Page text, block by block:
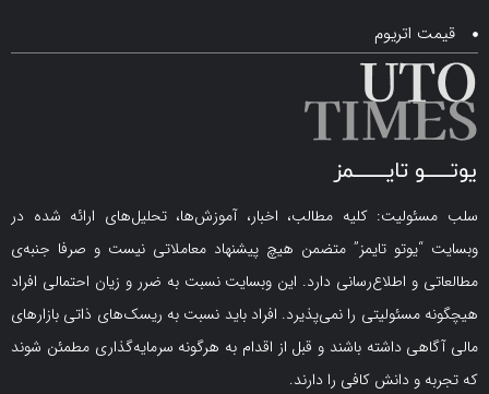
کلیه مطالب، اخبار، آموزش‌ها، تحلیل‌های ارائه شده در
تایمز” متضمن هیچ پیشنهاد معاملاتی نیست و صرفا جنبه‌ی
اطلاع‌رسانی دارد. این وبسایت نسبت به ضرر و زیان احتمالی افراد
را نمی‌پذیرد. افراد باید نسبت به ریسک‌های ذاتی بازارهای
داشته باشند و قبل از اقدام به هرگونه سرمایه‌گذاری مطمئن شوند
دانش کافی را دارند.